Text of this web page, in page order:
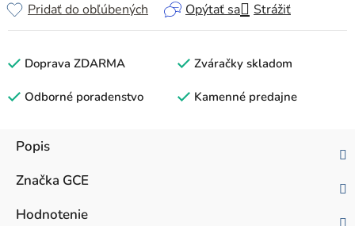
Opýtať sa Strážiť
Pridať do obľúbených
Doprava ZDARMA Zváračky skladom
Odborné poradenstvo Kamenné predajne
Popis
Značka GCE
Hodnotenie